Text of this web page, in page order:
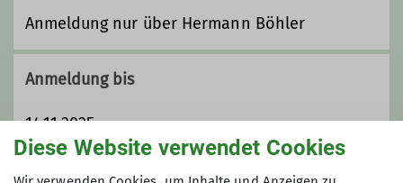
Ämter
Anmeldung nur über Hermann Böhler
Anmeldung bis
14.11.2025
Diese Website verwendet Cookies